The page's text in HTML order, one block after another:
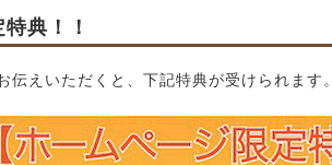
典！！
伝えいただくと、下記特典が受けられます。